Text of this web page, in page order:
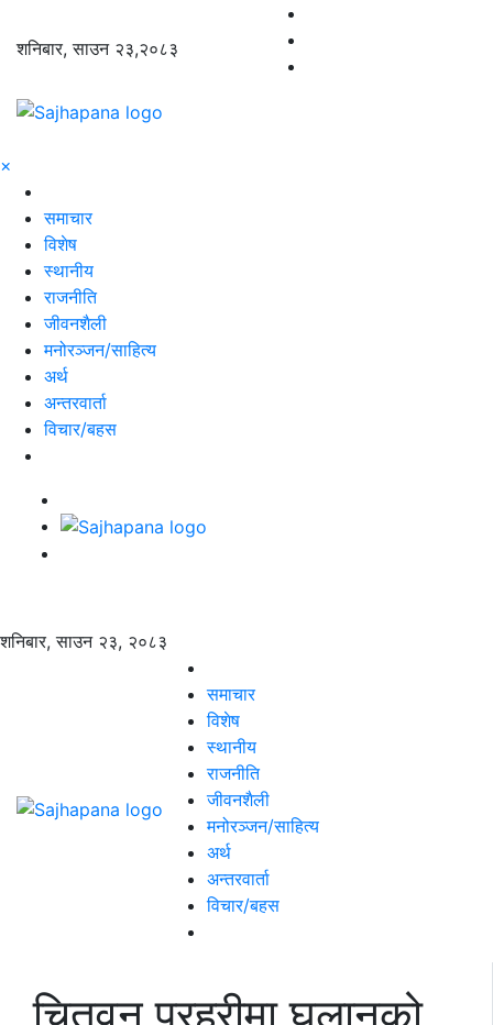
शनिबार, साउन २३,२०८३
×
समाचार
विशेष
स्थानीय
राजनीति
जीवनशैली
मनोरञ्जन/साहित्य
अर्थ
अन्तरवार्ता
विचार/बहस
शनिबार, साउन २३, २०८३
समाचार
विशेष
स्थानीय
राजनीति
जीवनशैली
मनोरञ्जन/साहित्य
अर्थ
अन्तरवार्ता
विचार/बहस